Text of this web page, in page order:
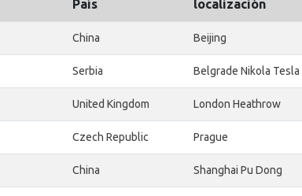
País localización
China Beijing
Serbia Belgrade Nikola Tesla
United Kingdom London Heathrow
Czech Republic Prague
China Shanghai Pu Dong